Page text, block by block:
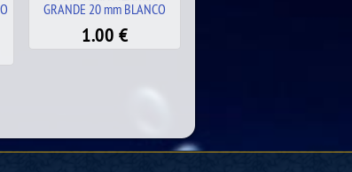
DOS EQUIPOS
16.00 €